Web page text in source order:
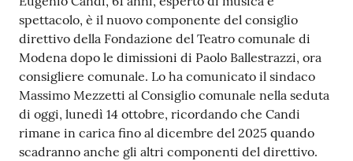
spettacolo, è il nuovo componente del consiglio
direttivo della Fondazione del Teatro comunale di
Modena dopo le dimissioni di Paolo Ballestrazzi, ora
consigliere comunale. Lo ha comunicato il sindaco
Massimo Mezzetti al Consiglio comunale nella seduta
di oggi, lunedì 14 ottobre, ricordando che Candi
rimane in carica fino al dicembre del 2025 quando
scadranno anche gli altri componenti del direttivo.